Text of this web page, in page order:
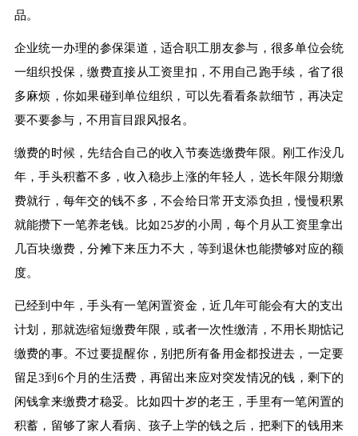
品。
企业统一办理的参保渠道，适合职工朋友参与，很多单位会统
一组织投保，缴费直接从工资里扣，不用自己跑手续，省了很
多麻烦，你如果碰到单位组织，可以先看看条款细节，再决定
要不要参与，不用盲目跟风报名。
缴费的时候，先结合自己的收入节奏选缴费年限。刚工作没几
年，手头积蓄不多，收入稳步上涨的年轻人，选长年限分期缴
费就行，每年交的钱不多，不会给日常开支添负担，慢慢积累
就能攒下一笔养老钱。比如25岁的小周，每个月从工资里拿出
几百块缴费，分摊下来压力不大，等到退休也能攒够对应的额
度。
已经到中年，手头有一笔闲置资金，近几年可能会有大的支出
计划，那就选缩短缴费年限，或者一次性缴清，不用长期惦记
缴费的事。不过要提醒你，别把所有备用金都投进去，一定要
留足3到6个月的生活费，再留出来应对突发情况的钱，剩下的
闲钱拿来缴费才稳妥。比如四十岁的老王，手里有一笔闲置的
积蓄，留够了家人看病、孩子上学的钱之后，把剩下的钱用来